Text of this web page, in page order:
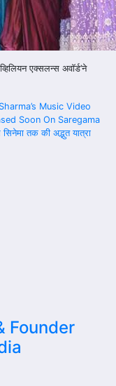
एक्सलन्स अवॉर्ड’ने
Music Video
Soon On Saregama
तक की अद्भुत यात्रा
Founder